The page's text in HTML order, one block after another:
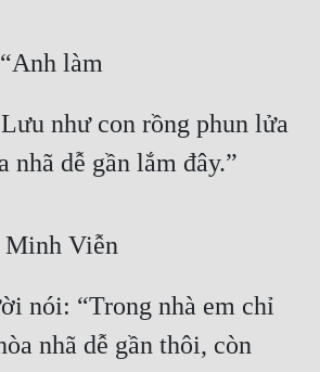
làm
như con rồng phun lửa
nhã dễ gần lắm đây.”
Minh Viễn
nói: “Trong nhà em chỉ
nhã dễ gần thôi, còn